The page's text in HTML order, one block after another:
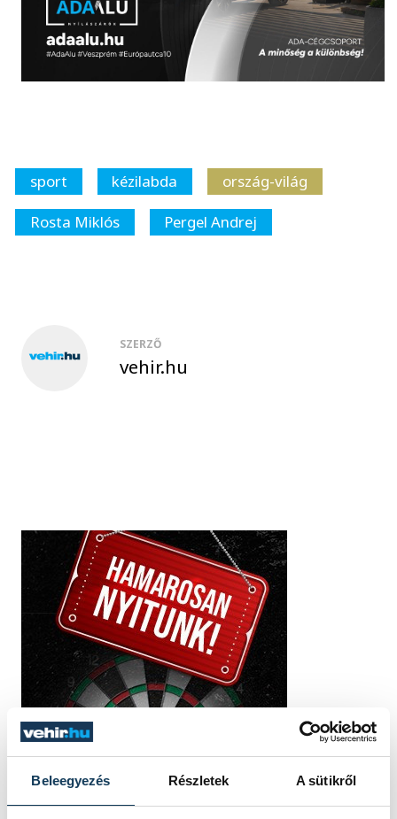
Beleegyezés Részletek A sütikről
sport kézilabda
ország-világ
Rosta Miklós
Pergel Andrej
SZERZŐ
vehir.hu